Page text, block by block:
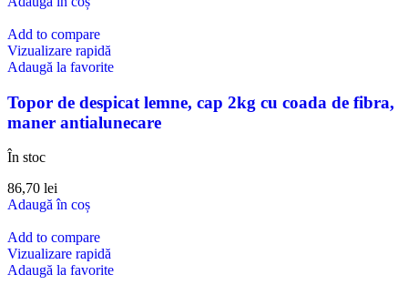
Add to compare
Vizualizare rapidă
Adaugă la favorite
Topor de despicat lemne, cap 2kg cu coada de fibra,
maner antialunecare
În stoc
86,70 lei
Adaugă în coș
Add to compare
Vizualizare rapidă
Adaugă la favorite